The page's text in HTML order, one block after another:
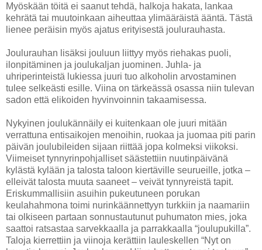
Myöskään töitä ei saanut tehdä, halkoja hakata, lankaa
kehrätä tai muutoinkaan aiheuttaa ylimääräistä ääntä. Tästä
lienee peräisin myös ajatus erityisestä joulurauhasta.
Joulurauhan lisäksi jouluun liittyy myös riehakas puoli,
ilonpitäminen ja joulukaljan juominen. Juhla- ja
uhriperinteistä lukiessa juuri tuo alkoholin arvostaminen
tulee selkeästi esille. Viina on tärkeässä osassa niin tulevan
sadon että elikoiden hyvinvoinnin takaamisessa.
Nykyinen joulukännäily ei kuitenkaan ole juuri mitään
verrattuna entisaikojen menoihin, ruokaa ja juomaa piti parin
päivän joulubileiden sijaan riittää jopa kolmeksi viikoksi.
Viimeiset tynnyrinpohjalliset säästettiin nuutinpäivänä
kylästä kylään ja talosta taloon kiertäville seurueille, jotka –
elleivät talosta muuta saaneet – veivät tynnyreistä tapit.
Eriskummallisiin asuihin pukeutuneen porukan
keulahahmona toimi nurinkäännettyyn turkkiin ja naamariin
tai olkiseen partaan sonnustautunut puhumaton mies, joka
saattoi ratsastaa sarvekkaalla ja parrakkaalla “joulupukilla”.
Taloja kierrettiin ja viinoja kerättiin lauleskellen “Nyt on